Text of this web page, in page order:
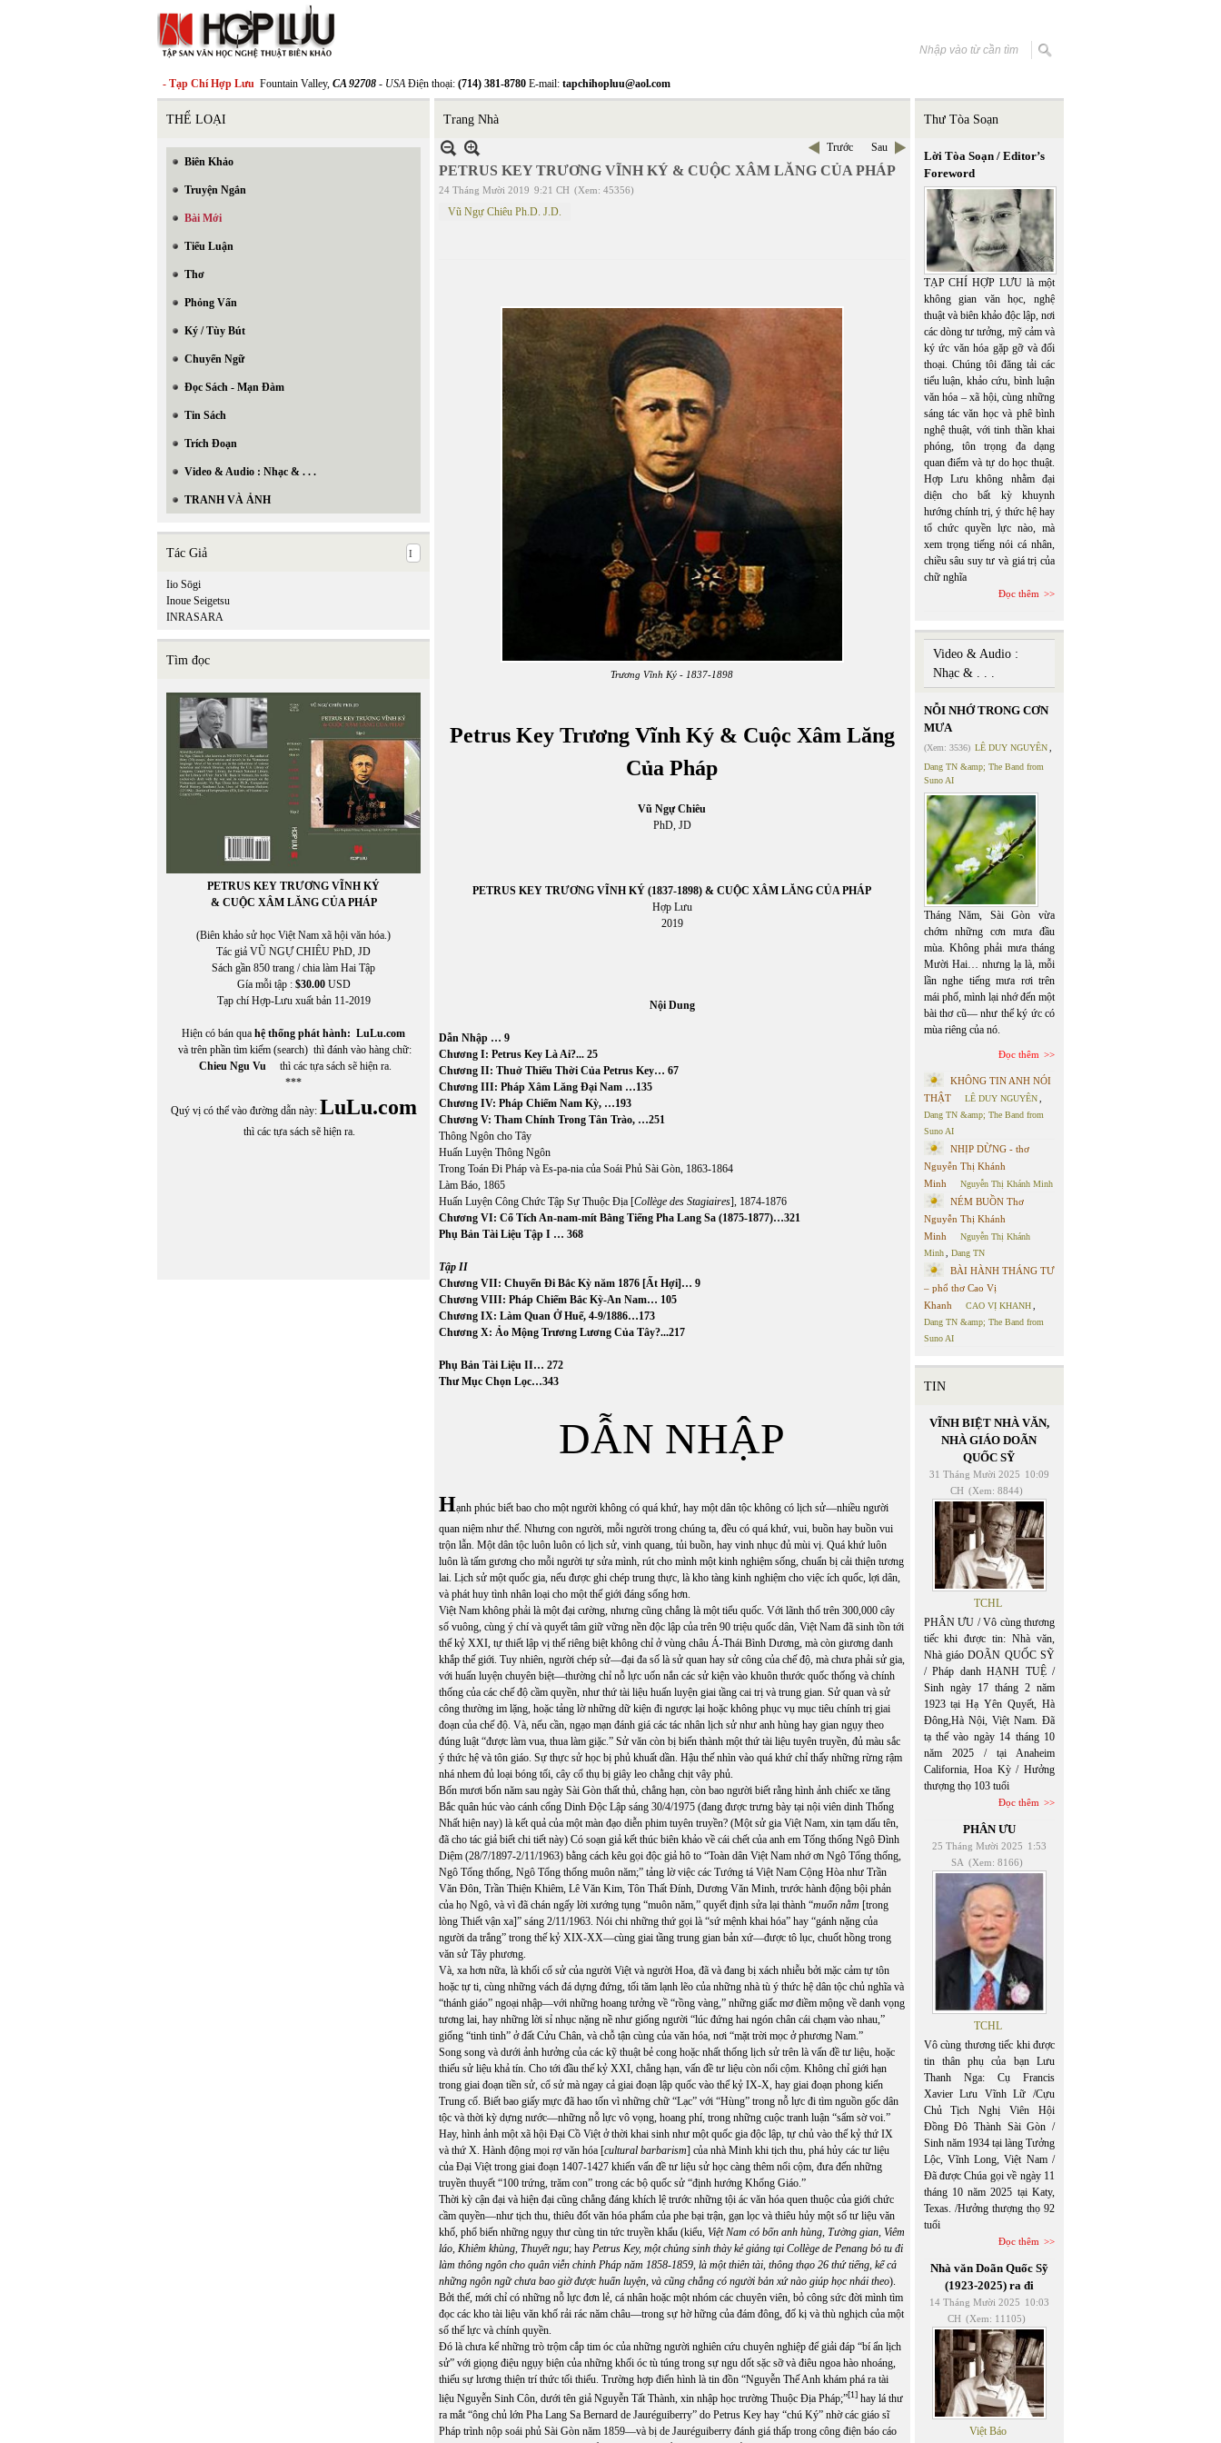
- Tạp Chí Hợp Lưu Fountain Valley, CA 92708 - USAĐiện thoại: (714) 381-8780 E-mail: tapchihopluu@aol.com
THỂ LOẠI
Biên Khảo
Truyện Ngắn
Bài Mới
Tiểu Luận
Thơ
Phỏng Vấn
Ký / Tùy Bút
Chuyển Ngữ
Đọc Sách - Mạn Đàm
Tin Sách
Trích Đoạn
Video & Audio : Nhạc & . . .
TRANH VÀ ẢNH
Tác Giả
Iio Sōgi
Inoue Seigetsu
INRASARA
Tìm đọc
PETRUS KEY TRƯƠNG VĨNH KÝ
& CUỘC XÂM LĂNG CỦA PHÁP
(Biên khảo sử học Việt Nam xã hội văn hóa.)
Tác giả VŨ NGỰ CHIÊU PhD, JD
Sách gần 850 trang / chia làm Hai Tập
Gía mỗi tập : $30.00USD
Tạp chí Hợp-Lưu xuất bản 11-2019
Hiện có bán qua hệ thống phát hành: LuLu.com
và trên phần tìm kiếm (search) thì đánh vào hàng chữ:
Chieu Ngu Vu thì các tựa sách sẽ hiện ra.
***
Quý vị có thể vào đường dẫn này: LuLu.com
thì các tựa sách sẽ hiện ra.
Trang Nhà
Trước Sau
PETRUS KEY TRƯƠNG VĨNH KÝ & CUỘC XÂM LĂNG CỦA PHÁP
24 Tháng Mười 2019 9:21 CH (Xem: 45356)
Vũ Ngự Chiêu Ph.D. J.D.
Trương Vĩnh Ký - 1837-1898
Petrus Key Trương Vĩnh Ký & Cuộc Xâm Lăng
Của Pháp
Vũ Ngự Chiêu
PhD, JD
PETRUS KEY TRƯƠNG VĨNH KÝ (1837-1898) & CUỘC XÂM LĂNG CỦA PHÁP
Hợp Lưu
2019
Nội Dung
Dẫn Nhập … 9
Chương I: Petrus Key Là Ai?... 25
Chương II: Thuở Thiếu Thời Của Petrus Key… 67
Chương III: Pháp Xâm Lăng Đại Nam …135
Chương IV: Pháp Chiếm Nam Kỳ, …193
Chương V: Tham Chính Trong Tân Trào, …251
Thông Ngôn cho Tây
Huấn Luyện Thông Ngôn
Trong Toán Đi Pháp và Es-pa-nia của Soái Phủ Sài Gòn, 1863-1864
Làm Báo, 1865
Huấn Luyện Công Chức Tập Sự Thuộc Địa [Collège des Stagiaires], 1874-1876
Chương VI: Cổ Tích An-nam-mít Bằng Tiếng Pha Lang Sa (1875-1877)…321
Phụ Bản Tài Liệu Tập I … 368
Tập II
Chương VII: Chuyến Đi Bắc Kỳ năm 1876 [Ất Hợi]… 9
Chương VIII: Pháp Chiếm Bắc Kỳ-An Nam… 105
Chương IX: Làm Quan Ở Huế, 4-9/1886…173
Chương X: Ảo Mộng Trương Lương Của Tây?...217
Phụ Bản Tài Liệu II… 272
Thư Mục Chọn Lọc…343
DẪN NHẬP
Hạnh phúc biết bao cho một người không có quá khứ, hay một dân tộc không có lịch sử—nhiều người
quan niệm như thế. Nhưng con người, mỗi người trong chúng ta, đều có quá khứ, vui, buồn hay buồn vui
trộn lẫn. Một dân tộc luôn luôn có lịch sử, vinh quang, tủi buồn, hay vinh nhục đủ mùi vị. Quá khứ luôn
luôn là tấm gương cho mỗi người tự sửa mình, rút cho mình một kinh nghiệm sống, chuẩn bị cải thiện tương
lai. Lịch sử một quốc gia, nếu được ghi chép trung thực, là kho tàng kinh nghiệm cho việc ích quốc, lợi dân,
và phát huy tình nhân loại cho một thế giới đáng sống hơn.
Việt Nam không phải là một đại cường, nhưng cũng chẳng là một tiểu quốc. Với lãnh thổ trên 300,000 cây
số vuông, cùng ý chí và quyết tâm giữ vững nền độc lập của trên 90 triệu quốc dân, Việt Nam đã sinh tồn tới
thế kỷ XXI, tự thiết lập vị thế riêng biệt không chỉ ở vùng châu Á-Thái Bình Dương, mà còn giương danh
khắp thế giới. Tuy nhiên, người chép sử—đại đa số là sử quan hay sử công của chế độ, mà chưa phải sử gia,
với huấn luyện chuyên biệt—thường chỉ nỗ lực uốn nắn các sử kiện vào khuôn thước quốc thống và chính
thống của các chế độ cầm quyền, như thứ tài liệu huấn luyện giai tầng cai trị và trung gian. Sử quan và sử
công thường im lặng, hoặc tảng lờ những dữ kiện đi ngược lại hoặc không phục vụ mục tiêu chính trị giai
đoạn của chế độ. Và, nếu cần, ngạo mạn đánh giá các tác nhân lịch sử như anh hùng hay gian ngụy theo
đúng luật “được làm vua, thua làm giặc.” Sử văn còn bị biến thành một thứ tài liệu tuyên truyền, đủ màu sắc
ý thức hệ và tôn giáo. Sự thực sử học bị phủ khuất dần. Hậu thế nhìn vào quá khứ chỉ thấy những rừng rậm
nhá nhem đủ loại bóng tối, cây cổ thụ bị giây leo chằng chịt vây phủ.
Bốn mươi bốn năm sau ngày Sài Gòn thất thủ, chẳng hạn, còn bao người biết rằng hình ảnh chiếc xe tăng
Bắc quân húc vào cánh cổng Dinh Độc Lập sáng 30/4/1975 (đang được trưng bày tại nội viên dinh Thống
Nhất hiện nay) là kết quả của một màn đạo diễn phim tuyên truyền? (Một sử gia Việt Nam, xin tạm dấu tên,
đã cho tác giả biết chi tiết này) Có soạn giả kết thúc biên khảo về cái chết của anh em Tổng thống Ngô Đình
Diệm (28/7/1897-2/11/1963) bằng cách kêu gọi độc giả hô to “Toàn dân Việt Nam nhớ ơn Ngô Tổng thống,
Ngô Tổng thống, Ngô Tổng thống muôn năm;” tảng lờ việc các Tướng tá Việt Nam Cộng Hòa như Trần
Văn Đôn, Trần Thiện Khiêm, Lê Văn Kim, Tôn Thất Đính, Dương Văn Minh, trước hành động bội phản
của họ Ngô, và vì đã chán ngấy lời xướng tụng “muôn năm,” quyết định sửa lại thành “muốn nằm [trong
lòng Thiết vận xa]” sáng 2/11/1963. Nói chi những thứ gọi là “sứ mệnh khai hóa” hay “gánh nặng của
người da trắng” trong thế kỷ XIX-XX—cùng giai tầng trung gian bản xứ—được tô lục, chuốt hồng trong
văn sử Tây phương.
Và, xa hơn nữa, là khối cổ sử của người Việt và người Hoa, đã và đang bị xách nhiễu bởi mặc cảm tự tôn
hoặc tự ti, cùng những vách đá dựng đứng, tối tăm lạnh lẽo của những nhà tù ý thức hệ dân tộc chủ nghĩa và
“thánh giáo” ngoại nhập—với những hoang tưởng về “rồng vàng,” những giấc mơ điềm mộng về danh vọng
tương lai, hay những lời sỉ nhục nặng nề như giống người “lúc đứng hai ngón chân cái chạm vào nhau,”
giống “tinh tinh” ở đất Cửu Chân, và chỗ tận cùng của văn hóa, nơi “mặt trời mọc ở phương Nam.”
Song song và dưới ảnh hưởng của các kỹ thuật bẻ cong hoặc nhất thống lịch sử trên là vấn đề tư liệu, hoặc
thiếu sử liệu khả tín. Cho tới đầu thế kỷ XXI, chẳng hạn, vấn đề tư liệu còn nổi cộm. Không chỉ giới hạn
trong giai đoạn tiền sử, cổ sử mà ngay cả giai đoạn lập quốc vào thế kỷ IX-X, hay giai đoạn phong kiến
Trung cổ. Biết bao giấy mực đã hao tốn vì những chữ “Lạc” với “Hùng” trong nỗ lực đi tìm nguồn gốc dân
tộc và thời kỳ dựng nước—những nỗ lực vô vọng, hoang phí, trong những cuộc tranh luận “sẩm sờ voi.”
Hay, hình ảnh một xã hội Đại Cồ Việt ở thời khai sinh như một quốc gia độc lập, tự chủ vào thế kỷ thứ IX
và thứ X. Hành động mọi rợ văn hóa [cultural barbarism] của nhà Minh khi tịch thu, phá hủy các tư liệu
của Đại Việt trong giai đoạn 1407-1427 khiến vấn đề tư liệu sử học càng thêm nổi cộm, đưa đến những
truyền thuyết “100 trứng, trăm con” trong các bộ quốc sử “định hướng Khổng Giáo.”
Thời kỳ cận đại và hiện đại cũng chẳng đáng khích lệ trước những tội ác văn hóa quen thuộc của giới chức
cầm quyền—như tịch thu, thiêu đốt văn hóa phẩm của phe bại trận, gạn lọc và thiêu hủy một số tư liệu văn
khố, phổ biến những ngụy thư cùng tin tức truyền khẩu (kiểu, Việt Nam có bốn anh hùng, Tường gian, Viêm
láo, Khiêm khùng, Thuyết ngu; hay Petrus Key, một chủng sinh thày kẻ giảng tại Collège de Penang bỏ tu đi
làm thông ngôn cho quân viễn chinh Pháp năm 1858-1859, là một thiên tài, thông thạo 26 thứ tiếng, kể cả
những ngôn ngữ chưa bao giờ được huấn luyện, và cũng chẳng có người bản xứ nào giúp học nhái theo).
Bởi thế, mới chỉ có những nỗ lực đơn lẻ, cá nhân hoặc một nhóm các chuyên viên, bỏ công sức đời mình tìm
đọc các kho tài liệu văn khố rải rác năm châu—trong sự hờ hững của đám đông, đố kị và thù nghịch của một
số thế lực và chính quyền.
Đó là chưa kể những trò trộm cắp tim óc của những người nghiên cứu chuyên nghiệp để giải đáp “bí ẩn lịch
sử” với giọng điệu ngụy biện của những khối óc tù túng trong sự ngu dốt sặc sỡ và điêu ngoa hào nhoáng,
thiếu sự lương thiện trí thức tối thiểu. Trường hợp điển hình là tin đồn “Nguyễn Thế Anh khám phá ra tài
liệu Nguyễn Sinh Côn, dưới tên giả Nguyễn Tất Thành, xin nhập học trường Thuộc Địa Pháp;”[1] hay lá thư
ra mắt “ông chủ lớn Pha Lang Sa Bernard de Jauréguiberry” do Petrus Key hay “chú Ký” nhờ các giáo sĩ
Pháp trình nộp soái phủ Sài Gòn năm 1859—và bị de Jauréguiberry đánh giá thấp trong công điện báo cáo
Thư Tòa Soạn
Lời Tòa Soạn / Editor’s
Foreword
TẠP CHÍ HỢP LƯU là một
không gian văn học, nghệ
thuật và biên khảo độc lập, nơi
các dòng tư tưởng, mỹ cảm và
ký ức văn hóa gặp gỡ và đối
thoại. Chúng tôi đăng tải các
tiểu luận, khảo cứu, bình luận
văn hóa – xã hội, cùng những
sáng tác văn học và phê bình
nghệ thuật, với tinh thần khai
phóng, tôn trọng đa dạng
quan điểm và tự do học thuật.
Hợp Lưu không nhằm đại
diện cho bất kỳ khuynh
hướng chính trị, ý thức hệ hay
tổ chức quyền lực nào, mà
xem trọng tiếng nói cá nhân,
chiều sâu suy tư và giá trị của
chữ nghĩa
Đọc thêm
Video & Audio :
Nhạc & . . .
NỖI NHỚ TRONG CƠN
MƯA
(Xem: 3536) LÊ DUY NGUYÊN
Dang TN &amp; The Band from
Suno AI
Tháng Năm, Sài Gòn vừa
chớm những cơn mưa đầu
mùa. Không phải mưa tháng
Mười Hai… nhưng lạ là, mỗi
lần nghe tiếng mưa rơi trên
mái phố, mình lại nhớ đến một
bài thơ cũ— như thể ký ức có
mùa riêng của nó.
Đọc thêm
KHÔNG TIN ANH NÓI
THẬT
LÊ DUY NGUYÊN
Dang TN &amp; The Band from
Suno AI
NHỊP DỪNG - thơ
Nguyễn Thị Khánh
Minh
Nguyễn Thị Khánh Minh
NÉM BUỒN Thơ
Nguyễn Thị Khánh
Minh
Nguyễn Thị Khánh
Minh
Dang TN
BÀI HÀNH THÁNG TƯ
– phổ thơ Cao Vị
Khanh
CAO VỊ KHANH
Dang TN &amp; The Band from
Suno AI
TIN
VĨNH BIỆT NHÀ VĂN,
NHÀ GIÁO DOÃN
QUỐC SỸ
31 Tháng Mười 2025 10:09
CH (Xem: 8844)
TCHL
PHÂN ƯU / Vô cùng thương
tiếc khi được tin: Nhà văn,
Nhà giáo DOÃN QUỐC SỸ
/ Pháp danh HẠNH TUỆ /
Sinh ngày 17 tháng 2 năm
1923 tại Hạ Yên Quyết, Hà
Đông,Hà Nội, Việt Nam. Đã
tạ thế vào ngày 14 tháng 10
năm 2025 / tại Anaheim
California, Hoa Kỳ / Hưởng
thượng thọ 103 tuổi
Đọc thêm
PHÂN ƯU
25 Tháng Mười 2025 1:53
SA (Xem: 8166)
TCHL
Vô cùng thương tiếc khi được
tin thân phụ của bạn Lưu
Thanh Nga: Cụ Francis
Xavier Lưu Vĩnh Lữ /Cựu
Chủ Tịch Nghị Viên Hội
Đồng Đô Thành Sài Gòn /
Sinh năm 1934 tại làng Tưởng
Lộc, Vĩnh Long, Việt Nam /
Đã được Chúa gọi về ngày 11
tháng 10 năm 2025 tại Katy,
Texas. /Hưởng thượng thọ 92
tuổi
Đọc thêm
Nhà văn Doãn Quốc Sỹ
(1923-2025) ra đi
14 Tháng Mười 2025 10:03
CH (Xem: 11105)
Việt Báo